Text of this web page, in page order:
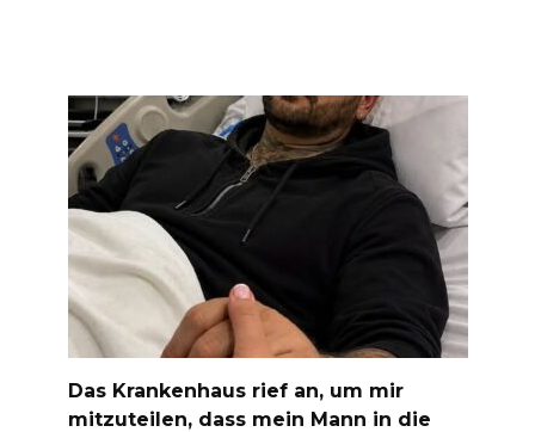
Das Krankenhaus rief an, um mir
mitzuteilen, dass mein Mann in die